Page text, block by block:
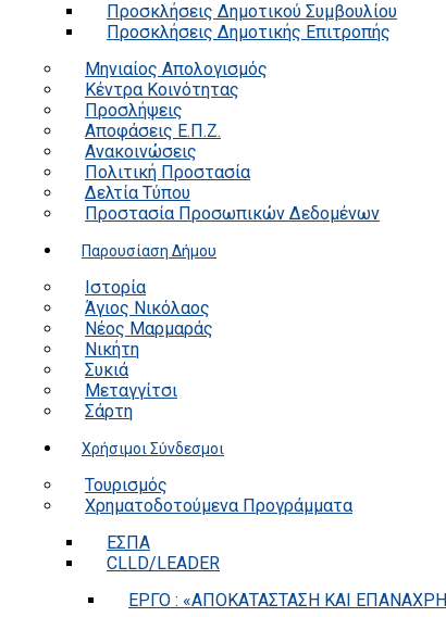
Προσκλήσεις Δημοτικού Συμβουλίου
Προσκλήσεις Δημοτικής Επιτροπής
Μηνιαίος Απολογισμός
Κέντρα Κοινότητας
Προσλήψεις
Αποφάσεις Ε.Π.Ζ.
Ανακοινώσεις
Πολιτική Προστασία
Δελτία Τύπου
Προστασία Προσωπικών Δεδομένων
Παρουσίαση Δήμου
Ιστορία
Άγιος Νικόλαος
Νέος Μαρμαράς
Νικήτη
Συκιά
Μεταγγίτσι
Σάρτη
Χρήσιμοι Σύνδεσμοι
Τουρισμός
Χρηματοδοτούμενα Προγράμματα
ΕΣΠΑ
CLLD/LEADER
ΕΡΓΟ : «ΑΠΟΚΑΤΑΣΤΑΣΗ ΚΑΙ